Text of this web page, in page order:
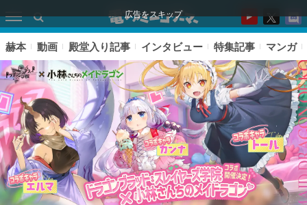
広告をスキップ
赫本 動画 殿堂入り記事 インタビュー 特集記事 マンガ